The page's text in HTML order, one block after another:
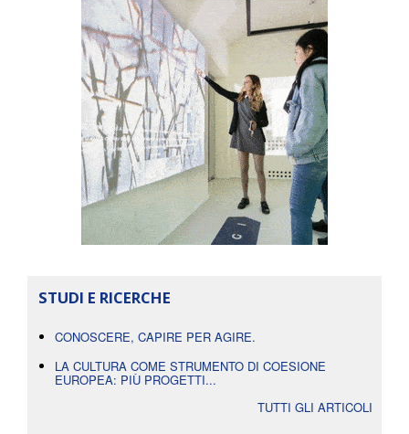
STUDI E RICERCHE
CONOSCERE, CAPIRE PER AGIRE.
LA CULTURA COME STRUMENTO DI COESIONE
EUROPEA: PIÙ PROGETTI...
TUTTI GLI ARTICOLI